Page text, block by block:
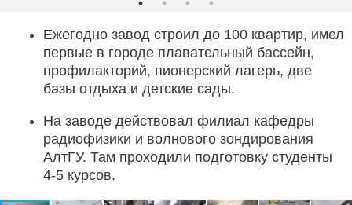
Ежегодно завод строил до 100 квартир, имел
первые в городе плавательный бассейн,
профилакторий, пионерский лагерь, две
базы отдыха и детские сады.
На заводе действовал филиал кафедры
радиофизики и волнового зондирования
АлтГУ. Там проходили подготовку студенты
4-5 курсов.